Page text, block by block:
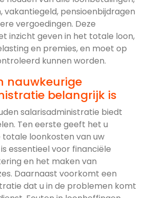
vakantiegeld, pensioenbijdragen
vergoedingen. Deze
inzicht geven in het totale loon,
en premies, en moet op
kunnen worden.
nauwkeurige
belangrijk is
salarisadministratie biedt
Ten eerste geeft het u
loonkosten van uw
essentieel voor financiële
en het maken van
Daarnaast voorkomt een
dat u in de problemen komt